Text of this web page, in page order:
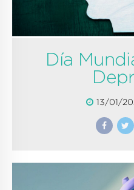
13/01/
Día